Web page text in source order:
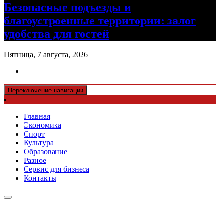
Безопасные подъезды и
благоустроенные территории: залог
удобства для гостей
Пятница, 7 августа, 2026
Переключение навигации
Главная
Экономика
Спорт
Культура
Образование
Разное
Сервис для бизнеса
Контакты